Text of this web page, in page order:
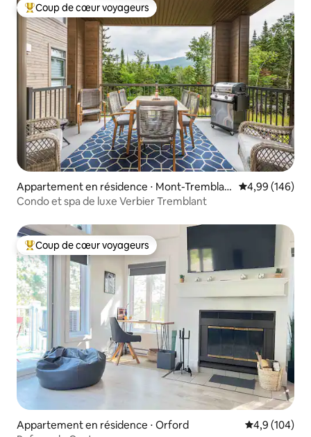
Coups de cœur voyageurs les plus appréciés
Coup de cœur voyageurs
Appartement en résidence ⋅ Mont-Tremblan
t
Évaluation
4,99 (146)
Condo et spa de luxe Verbier Tremblant
Coups de cœur voyageurs les plus appréciés
Coup de cœur voyageurs
Appartement en résidence ⋅ Orford Évaluation
4,9 (104)